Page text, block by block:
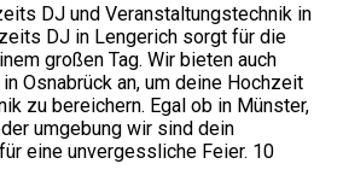
DJ und Veranstaltungstechnik in
DJ in Lengerich sorgt für die
großen Tag. Wir bieten auch
Osnabrück an, um deine Hochzeit
zu bereichern. Egal ob in Münster,
umgebung wir sind dein
eine unvergessliche Feier. 10